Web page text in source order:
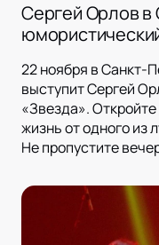
Сергей Орлов в
22 ноября в Санкт-
выступит Сергей
«Звезда».
жизнь от одного из
Не пропустите